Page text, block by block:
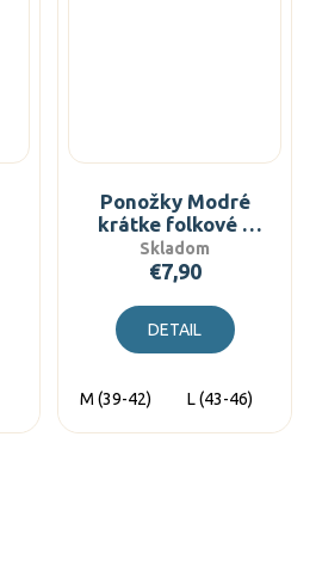
Ponožky Modré
krátke folkové s
mašľou
Skladom
€7,90
DETAIL
M (39-42) L (43-46)